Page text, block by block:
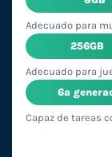
Adecuado para
256GB
Adecuado para
6ª
Capaz de tareas